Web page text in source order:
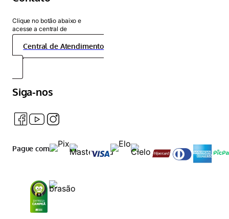
Clique no botão abaixo e
acesse a central de
atendimento:
Central de Atendimento
Siga-nos
Pague com